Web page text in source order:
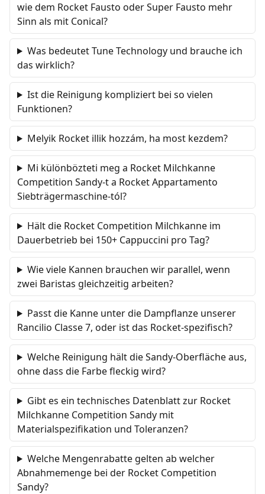
wie dem Rocket Fausto oder Super Fausto mehr
Sinn als mit Conical?
Was bedeutet Tune Technology und brauche ich
das wirklich?
Ist die Reinigung kompliziert bei so vielen
Funktionen?
Melyik Rocket illik hozzám, ha most kezdem?
Mi különbözteti meg a Rocket Milchkanne
Competition Sandy-t a Rocket Appartamento
Siebträgermaschine-tól?
Hält die Rocket Competition Milchkanne im
Dauerbetrieb bei 150+ Cappuccini pro Tag?
Wie viele Kannen brauchen wir parallel, wenn
zwei Baristas gleichzeitig arbeiten?
Passt die Kanne unter die Dampflanze unserer
Rancilio Classe 7, oder ist das Rocket-spezifisch?
Welche Reinigung hält die Sandy-Oberfläche aus,
ohne dass die Farbe fleckig wird?
Gibt es ein technisches Datenblatt zur Rocket
Milchkanne Competition Sandy mit
Materialspezifikation und Toleranzen?
Welche Mengenrabatte gelten ab welcher
Abnahmemenge bei der Rocket Competition
Sandy?